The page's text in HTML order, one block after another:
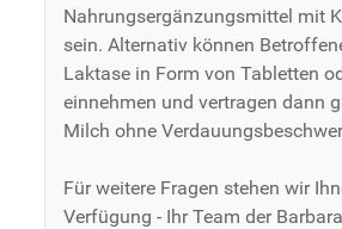
Nahrungsergänzungsmittel mit
sein. Alternativ können
Laktase in Form von Tabletten
einnehmen und vertragen dann
Milch ohne
Für weitere Fragen stehen wir
Verfügung - Ihr Team der